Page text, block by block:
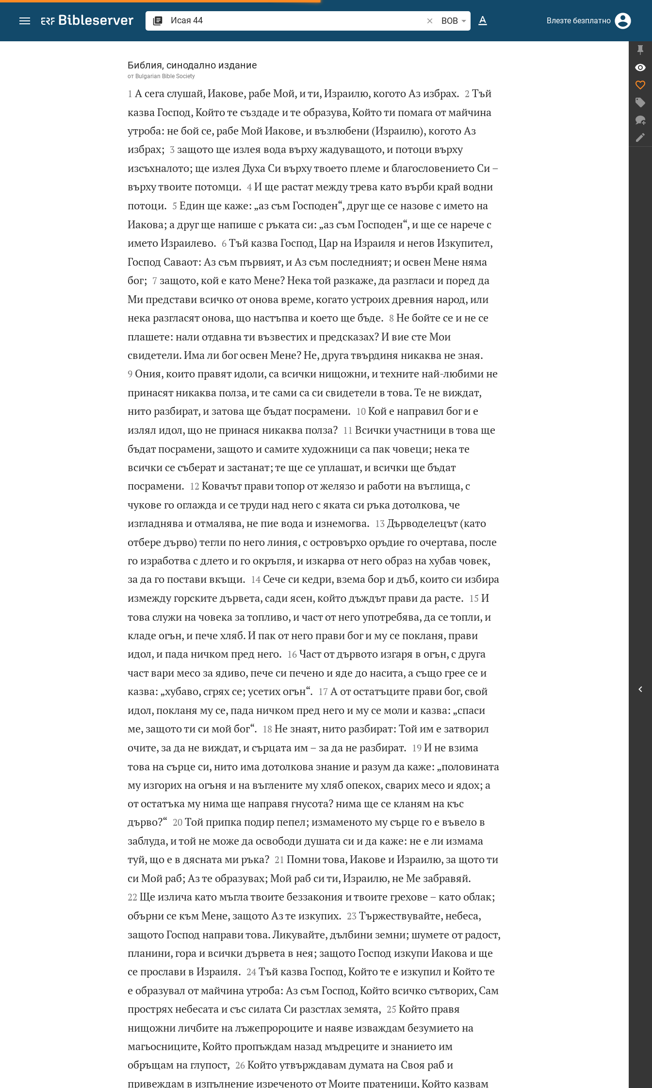
Преминете към съдържанието
Търсете стих или дума в Библията
BOB Влезте безплатно
Исая 44
Библия, синодално издание
от Bulgarian Bible Society

1 А сега слушай, Иакове, рабе Мой, и ти, Израилю, когото Аз избрах.
2 Тъй
казва Господ, Който те създаде и те образува, Който ти помага от майчина
утроба: не бой се, рабе Мой Иакове, и възлюбени (Израилю), когото Аз
избрах;
3 защото ще излея вода върху жадуващото, и потоци върху
изсъхналото; ще излея Духа Си върху твоето племе и благословението Си –
върху твоите потомци.
4 И ще растат между трева като върби край водни
потоци.
5 Един ще каже: „аз съм Господен“, друг ще се назове с името на
Иакова; а друг ще напише с ръката си: „аз съм Господен“, и ще се нарече с
името Израилево.
6 Тъй казва Господ, Цар на Израиля и негов Изкупител,
Господ Саваот: Аз съм първият, и Аз съм последният; и освен Мене няма
бог;
7 защото, кой е като Мене? Нека той разкаже, да разгласи и поред да
Ми представи всичко от онова време, когато устроих древния народ, или
нека разгласят онова, що настъпва и което ще бъде.
8 Не бойте се и не се
плашете: нали отдавна ти възвестих и предсказах? И вие сте Мои
свидетели. Има ли бог освен Мене? Не, друга твърдиня никаква не зная.
9 Ония, които правят идоли, са всички нищожни, и техните най-любими не
принасят никаква полза, и те сами са си свидетели в това. Те не виждат,
нито разбират, и затова ще бъдат посрамени.
10 Кой е направил бог и е
излял идол, що не принася никаква полза?
11 Всички участници в това ще
бъдат посрамени, защото и самите художници са пак човеци; нека те
всички се съберат и застанат; те ще се уплашат, и всички ще бъдат
посрамени.
12 Ковачът прави топор от желязо и работи на въглища, с
чукове го оглажда и се труди над него с яката си ръка дотолкова, че
изгладнява и отмалява, не пие вода и изнемогва.
13 Дърводелецът (като
отбере дърво) тегли по него линия, с островърхо оръдие го очертава, после
го изработва с длето и го окръгля, и изкарва от него образ на хубав човек,
за да го постави вкъщи.
14 Сече си кедри, взема бор и дъб, които си избира
измежду горските дървета, сади ясен, който дъждът прави да расте.
15 И
това служи на човека за топливо, и част от него употребява, да се топли, и
кладе огън, и пече хляб. И пак от него прави бог и му се покланя, прави
идол, и пада ничком пред него.
16 Част от дървото изгаря в огън, с друга
част вари месо за ядиво, пече си печено и яде до насита, а също грее се и
казва: „хубаво, сгрях се; усетих огън“.
17 А от остатъците прави бог, свой
идол, покланя му се, пада ничком пред него и му се моли и казва: „спаси
ме, защото ти си мой бог“.
18 Не знаят, нито разбират: Той им е затворил
очите, за да не виждат, и сърцата им – за да не разбират.
19 И не взима
това на сърце си, нито има дотолкова знание и разум да каже: „половината
му изгорих на огъня и на въглените му хляб опекох, сварих месо и ядох; а
от остатъка му нима ще направя гнусота? нима ще се кланям на къс
дърво?“
20 Той припка подир пепел; измаменото му сърце го е въвело в
заблуда, и той не може да освободи душата си и да каже: не е ли измама
туй, що е в дясната ми ръка?
21 Помни това, Иакове и Израилю, за щото ти
си Мой раб; Аз те образувах; Мой раб си ти, Израилю, не Ме забравяй.
22 Ще излича като мъгла твоите беззакония и твоите грехове – като облак;
обърни се към Мене, защото Аз те изкупих.
23 Тържествувайте, небеса,
защото Господ направи това. Ликувайте, дълбини земни; шумете от радост,
планини, гора и всички дървета в нея; защото Господ изкупи Иакова и ще
се прослави в Израиля.
24 Тъй казва Господ, Който те е изкупил и Който те
е образувал от майчина утроба: Аз съм Господ, Който всичко сътворих, Сам
прострях небесата и със силата Си разстлах земята,
25 Който правя
нищожни личбите на лъжепророците и наяве изваждам безумието на
магьосниците, Който пропъждам назад мъдреците и знанието им
обръщам на глупост,
26 Който утвърждавам думата на Своя раб и
привеждам в изпълнение изреченото от Моите пратеници, Който казвам